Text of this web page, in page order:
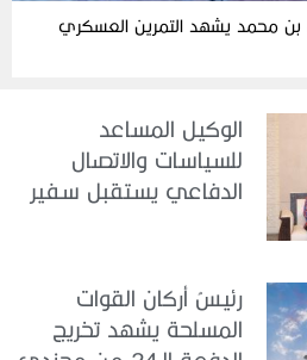
بن محمد يشهد التمرين العسكري
الوكيل المساعد
للسياسات والاتصال
الدفاعي يستقبل سفير
رئيسُ أركان القوات
المسلحة يشهد تخريج